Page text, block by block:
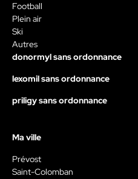
Football
Plein air
Ski
Autres
donormyl sans ordonnance
lexomil sans ordonnance
priligy sans ordonnance
Ma ville
Prévost
Saint-Colomban